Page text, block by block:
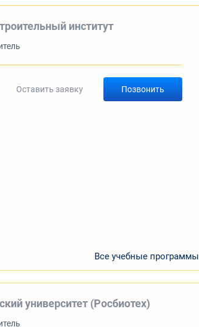
институт
Оставить заявку Позвонить
Все учебные программы
университет (Росбиотех)